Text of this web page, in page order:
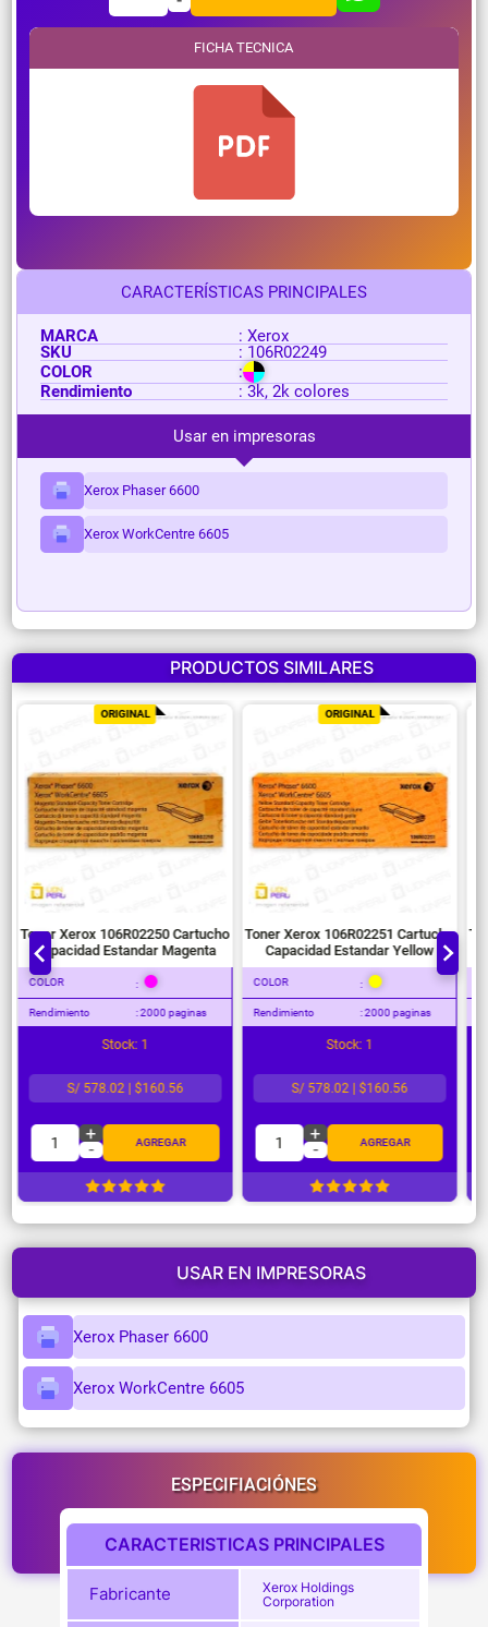
CARACTERÍSTICAS PRINCIPALES
MARCA
: Xerox
SKU
: 106R02249
COLOR
:
Rendimiento
: 3k, 2k colores
Usar en impresoras
Xerox Phaser 6600
Xerox WorkCentre 6605
FICHA TECNICA
PRODUCTOS SIMILARES
ORIGINAL
Toner Xerox 106R02250 Cartucho
Capacidad Estandar Magenta
COLOR :
Rendimiento : 2000 paginas
Stock: 1
S/ 578.02 | $160.56
1 +
- AGREGAR
ORIGINAL
Toner Xerox 106R02251 Cartucho
Capacidad Estandar Yellow
COLOR :
Rendimiento : 2000 paginas
Stock: 1
S/ 578.02 | $160.56
1 +
- AGREGAR
USAR EN IMPRESORAS
Xerox Phaser 6600
Xerox WorkCentre 6605
ESPECIFIACIÓNES
CARACTERISTICAS PRINCIPALES
Fabricante
Xerox Holdings
Corporation